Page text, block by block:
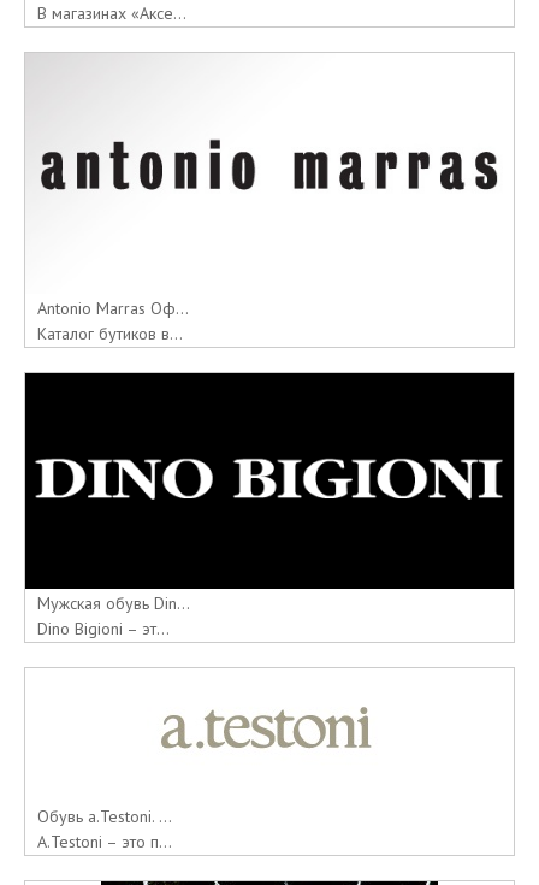
В магазинах «Аксе...
Antonio Marras Оф...
Каталог бутиков в...
Мужская обувь Din...
Dino Bigioni – эт...
Обувь a.Testoni. ...
A.Testoni – это п...